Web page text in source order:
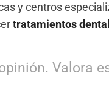
y centros
tratamientos
Valora